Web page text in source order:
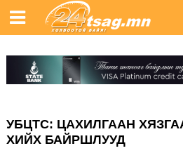
УБЦТС: ЦАХИЛГААН
ХИЙХ БАЙРШЛУУД